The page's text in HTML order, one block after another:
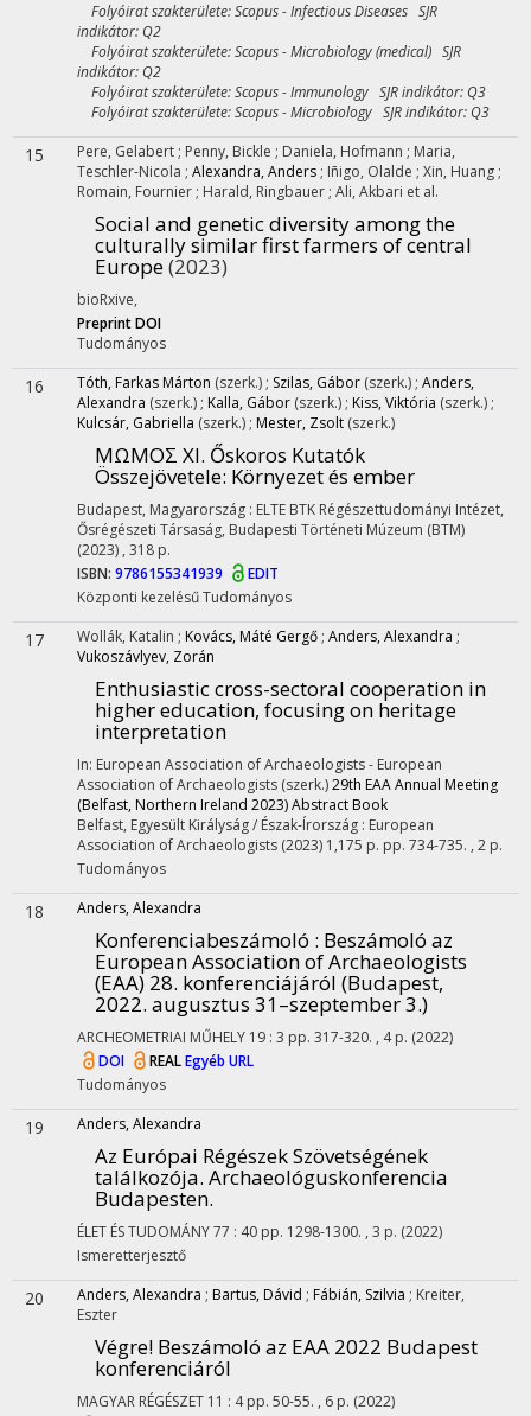
Folyóirat szakterülete: Scopus - Infectious Diseases SJR
indikátor: Q2
Folyóirat szakterülete: Scopus - Microbiology (medical) SJR
indikátor: Q2
Folyóirat szakterülete: Scopus - Immunology SJR indikátor: Q3
Folyóirat szakterülete: Scopus - Microbiology SJR indikátor: Q3
15 Pere, Gelabert ; Penny, Bickle ; Daniela, Hofmann ; Maria,
Teschler-Nicola ; Alexandra, Anders ; Iñigo, Olalde ; Xin, Huang ;
Romain, Fournier ; Harald, Ringbauer ; Ali, Akbari et al.
Social and genetic diversity among the
culturally similar first farmers of central
Europe(2023)
bioRxive,
Preprint DOI
Tudományos
16 Tóth, Farkas Márton (szerk.) ; Szilas, Gábor (szerk.) ; Anders,
Alexandra (szerk.) ; Kalla, Gábor (szerk.) ; Kiss, Viktória (szerk.) ;
Kulcsár, Gabriella (szerk.) ; Mester, Zsolt (szerk.)
MΩMOΣ XI. Őskoros Kutatók
Összejövetele: Környezet és ember
Budapest, Magyarország : ELTE BTK Régészettudományi Intézet,
Ősrégészeti Társaság, Budapesti Történeti Múzeum (BTM)
(2023) , 318 p.
ISBN: 9786155341939
EDIT
Központi kezelésűTudományos
17 Wollák, Katalin ; Kovács, Máté Gergő ; Anders, Alexandra ;
Vukoszávlyev, Zorán
Enthusiastic cross-sectoral cooperation in
higher education, focusing on heritage
interpretation
In: European Association of Archaeologists - European
Association of Archaeologists (szerk.)29th EAA Annual Meeting
(Belfast, Northern Ireland 2023) Abstract Book
Belfast, Egyesült Királyság / Észak-Írország : European
Association of Archaeologists (2023) 1,175 p. pp. 734-735. , 2 p.
Tudományos
18 Anders, Alexandra
Konferenciabeszámoló : Beszámoló az
European Association of Archaeologists
(EAA) 28. konferenciájáról (Budapest,
2022. augusztus 31–szeptember 3.)
ARCHEOMETRIAI MŰHELY 19 : 3 pp. 317-320. , 4 p. (2022)
DOI
REALEgyéb URL
Tudományos
19 Anders, Alexandra
Az Európai Régészek Szövetségének
találkozója. Archaeológuskonferencia
Budapesten.
ÉLET ÉS TUDOMÁNY77 : 40 pp. 1298-1300. , 3 p. (2022)
Ismeretterjesztő
20 Anders, Alexandra ; Bartus, Dávid ; Fábián, Szilvia ; Kreiter,
Eszter
Végre! Beszámoló az EAA 2022 Budapest
konferenciáról
MAGYAR RÉGÉSZET 11 : 4 pp. 50-55. , 6 p. (2022)